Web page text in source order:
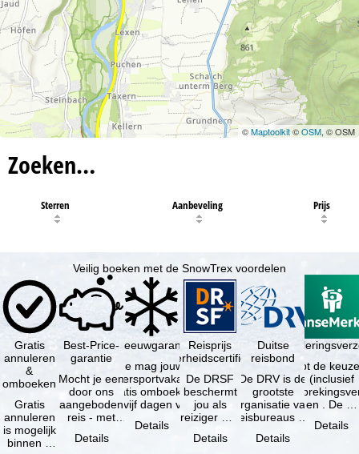
©Maptoolkit©OSM, © OSM
Zoeken…
Sterren Aanbeveling Prijs
Veilig boeken met de SnowTrex voordelen
Gratis
annuleren
&
omboeken
Gratis
annuleren
is mogelijk
binnen 5
Best-Price-
garantie
Mocht je een
door ons
aangeboden
reis - met
beschikbaarheid
Details
Sneeuwgarantie
Je mag jouw
wintersportvakantie
gratis omboeken
als vijf dagen voor
Details
Reisprijs
zekerheidscertificaat
De DRSF
beschermt
jou als
reiziger met
pakketreis
Details
Duitse
reisbond
De DRV is de
grootste
organisatie van
reisbureaus en
in Duitsland. …
Details
Je hebt de
(inclusief
en . De …
Details